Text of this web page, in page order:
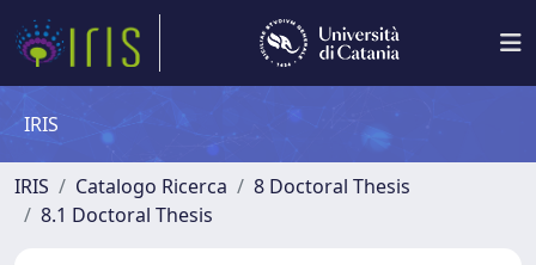
IRIS
IRIS Catalogo Ricerca
8 Doctoral Thesis
8.1 Doctoral Thesis